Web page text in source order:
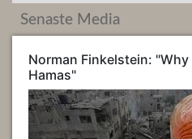
Senaste Media
Norman Finkelstein:
Hamas"